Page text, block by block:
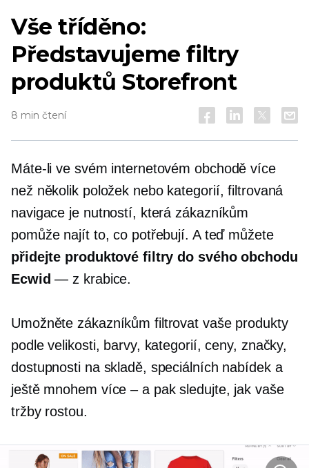
Vše tříděno:
Představujeme filtry
produktů Storefront
8 min čtení
Máte-li ve svém internetovém obchodě více
než několik položek nebo kategorií, filtrovaná
navigace je nutností, která zákazníkům
pomůže najít to, co potřebují. A teď můžete
přidejte produktové filtry do svého obchodu
Ecwid — z krabice.
Umožněte zákazníkům filtrovat vaše produkty
podle velikosti, barvy, kategorií, ceny, značky,
dostupnosti na skladě, speciálních nabídek a
ještě mnohem více – a pak sledujte, jak vaše
tržby rostou.